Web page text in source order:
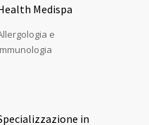
Medispa
e
in